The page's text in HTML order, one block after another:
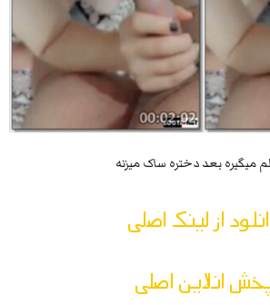
میگیره بعد دختره ساک میزنه
از لینک اصلی
انلاین اصلی